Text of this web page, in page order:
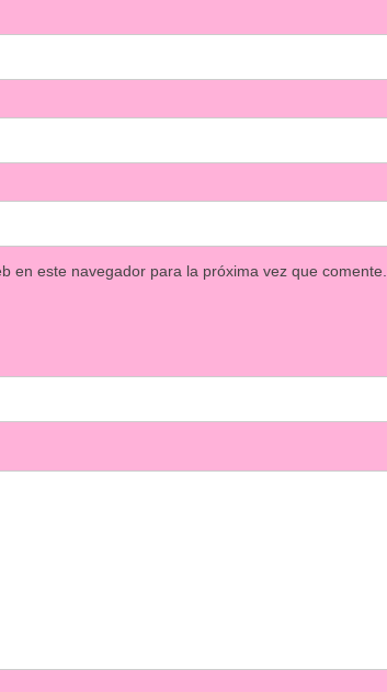
en este navegador para la próxima vez que comente.